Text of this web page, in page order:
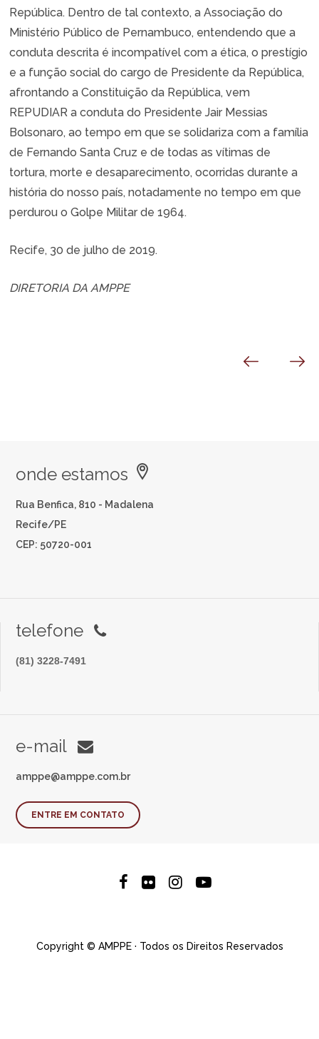
República. Dentro de tal contexto, a Associação do
Ministério Público de Pernambuco, entendendo que a
conduta descrita é incompatível com a ética, o prestígio
e a função social do cargo de Presidente da República,
afrontando a Constituição da República, vem
REPUDIAR a conduta do Presidente Jair Messias
Bolsonaro, ao tempo em que se solidariza com a família
de Fernando Santa Cruz e de todas as vítimas de
tortura, morte e desaparecimento, ocorridas durante a
história do nosso país, notadamente no tempo em que
perdurou o Golpe Militar de 1964.
Recife, 30 de julho de 2019.
DIRETORIA DA AMPPE
onde estamos
Rua Benfica, 810 - Madalena
Recife/PE
CEP: 50720-001
telefone
(81) 3228-7491
e-mail
amppe@amppe.com.br
ENTRE EM CONTATO
Copyright © AMPPE · Todos os Direitos Reservados